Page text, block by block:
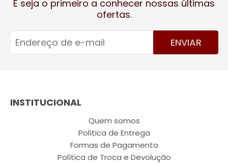
E seja o primeiro a conhecer nossas últimas
ofertas.
ENVIAR
INSTITUCIONAL
Quem somos
Política de Entrega
Formas de Pagamento
Política de Troca e Devolução